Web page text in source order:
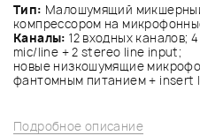
Тип: Малошумящий
компрессором на
Каналы: 12 входных каналов;
mic/line + 2 stereo line input;
новые низкошумящие
фантомным питанием + insert
Подробное описание